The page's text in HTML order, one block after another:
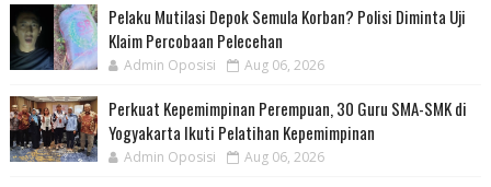
Pelaku Mutilasi Depok Semula Korban? Polisi Diminta Uji
Klaim Percobaan Pelecehan
Admin Oposisi Aug 06, 2026
Perkuat Kepemimpinan Perempuan, 30 Guru SMA-SMK di
Yogyakarta Ikuti Pelatihan Kepemimpinan
Admin Oposisi Aug 06, 2026